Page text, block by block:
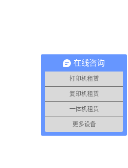
在线咨询
打印机租赁
复印机租赁
一体机租赁
更多设备